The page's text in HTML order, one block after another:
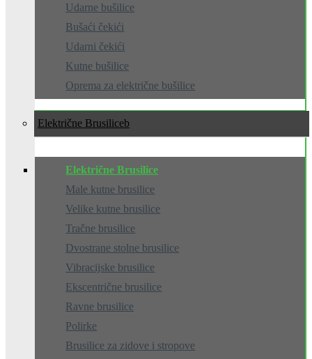
Udarne bušilice
Bušaći čekići
Udarni čekići
Kutne bušilice
Oprema za električne bušilice
Električne Brusilice
Električne Brusilice
Male kutne brusilice
Velike kutne brusilice
Tračne brusilice
Dvostrane stolne brusilice
Vibracijske brusilice
Ekscentrične brusilice
Ravne brusilice
Polirke
Brusilice za zidove i stropove